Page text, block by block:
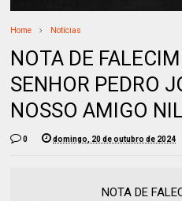
Home Notícias
NOTA DE
SENHOR PEDRO
NOSSO AMIGO
0 domingo, 20 de outubro de 2024
NOTA DE